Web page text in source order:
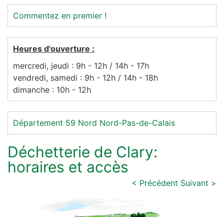
Commentez en premier !
Heures d'ouverture :
mercredi, jeudi : 9h - 12h / 14h - 17h
vendredi, samedi : 9h - 12h / 14h - 18h
dimanche : 10h - 12h
Département 59 Nord Nord-Pas-de-Calais
Déchetterie de Clary:
horaires et accès
< Précédent Suivant >